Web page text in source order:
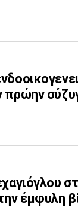
πρώην
έμφυλη